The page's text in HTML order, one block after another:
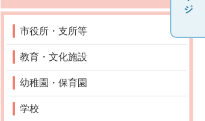
市役所・支所等
教育・文化施設
幼稚園・保育園
学校